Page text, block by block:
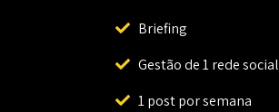
Briefing
Gestão de 1 rede social
1 post por semana